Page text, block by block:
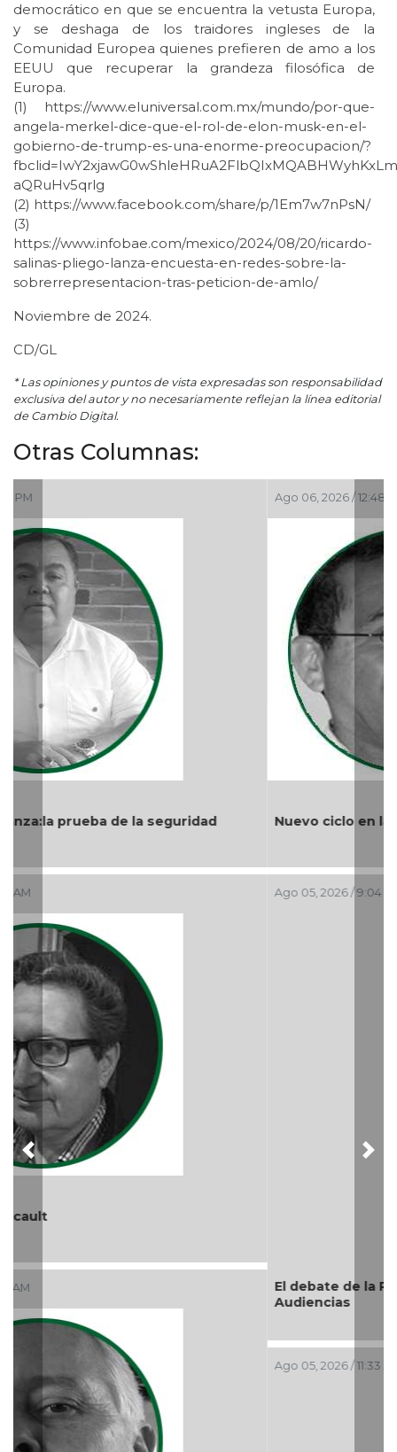
democrático en que se encuentra la vetusta Europa,
y se deshaga de los traidores ingleses de la
Comunidad Europea quienes prefieren de amo a los
EEUU que recuperar la grandeza filosófica de
Europa.
(1) https://www.eluniversal.com.mx/mundo/por-que-
angela-merkel-dice-que-el-rol-de-elon-musk-en-el-
gobierno-de-trump-es-una-enorme-preocupacion/?
aQRuHv5qrlg
(2) https://www.facebook.com/share/p/1Em7w7nPsN/
(3)
https://www.infobae.com/mexico/2024/08/20/ricardo-
salinas-pliego-lanza-encuesta-en-redes-sobre-la-
sobrerrepresentacion-tras-peticion-de-amlo/
Noviembre de 2024.
CD/GL
* Las opiniones y puntos de vista expresadas son responsabilidad
exclusiva del autor y no necesariamente reflejan la línea editorial
de Cambio Digital.
Otras Columnas:
Ago 06, 2026 / 12:48 PM
Nuevo ciclo en la UAT
Ago 05, 2026 / 9:04 PM
El debate de la Protección de los Derechos de las
Audiencias
Ago 05, 2026 / 11:33 AM
Previous